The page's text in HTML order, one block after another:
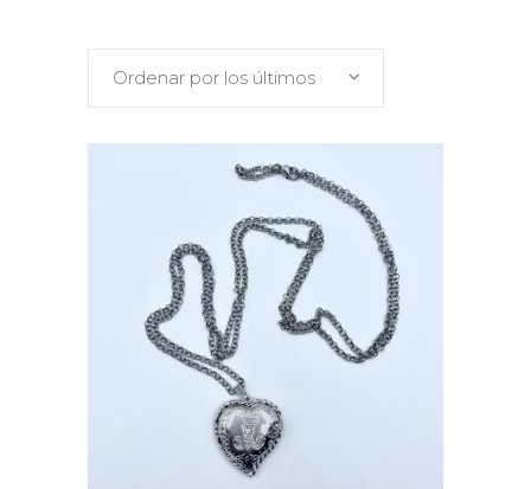
Ordenar por los últimos